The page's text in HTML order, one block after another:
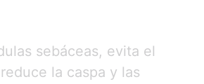
sebáceas, evita el
la caspa y las